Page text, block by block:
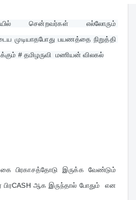
சென்றவர்கள் எல்லோரும்
முடியாதபோது பயணத்தை நிறுத்தி
# தமிழருவி  மணியன் விலகல்
பிரகாசத்தோடு இருக்க வேண்டும்
ஆக இருந்தால் போதும்  என